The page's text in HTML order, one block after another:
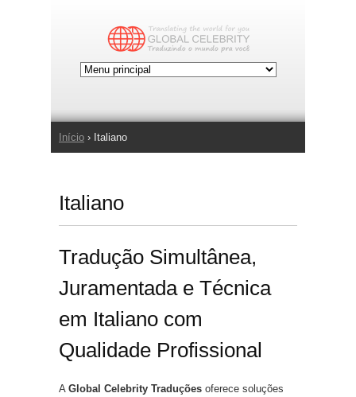
Você está aqui
Início › Italiano
Italiano
Tradução Simultânea,
Juramentada e Técnica
em Italiano com
Qualidade Profissional
A Global Celebrity Traduções oferece soluções